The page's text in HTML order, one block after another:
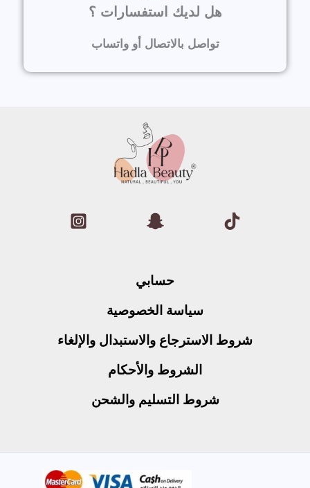
هل لديك استفسارات ؟
تواصل بالاتصال أو واتساب
حسابي
سياسة الخصوصية
شروط الاسترجاع والاستبدال والإلغاء
الشروط والأحكام
شروط التسليم والشحن